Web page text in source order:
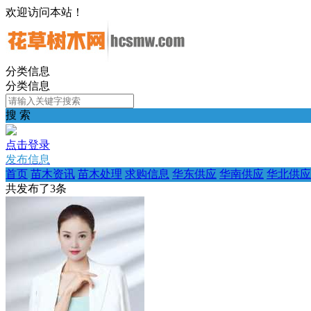
欢迎访问本站！
分类信息
分类信息
搜 索
点击登录
发布信息
首页 苗木资讯 苗木处理 求购信息 华东供应 华南供应 华北供应
共发布了3条